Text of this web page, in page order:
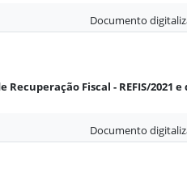
Documento
Fiscal - REFIS/2021 e
Documento